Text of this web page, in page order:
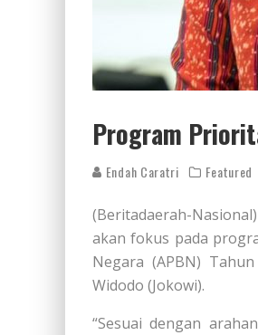
Program
Endah Caratri Featured
(Beritadaerah-
akan fokus pada
Negara (APBN)
Widodo (Jokowi).
“Sesuai dengan